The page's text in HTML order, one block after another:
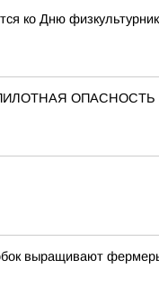
ко Дню
ОПАСНОСТЬ
выращивают